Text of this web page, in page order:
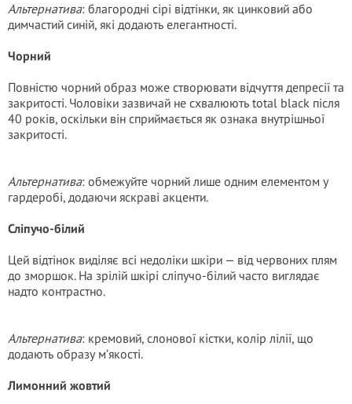
Альтернатива: благородні сірі відтінки, як цинковий або
димчастий синій, які додають елегантності.
Чорний
Повністю чорний образ може створювати відчуття депресії та
закритості. Чоловіки зазвичай не схвалюють total black після
40 років, оскільки він сприймається як ознака внутрішньої
закритості.
Альтернатива: обмежуйте чорний лише одним елементом у
гардеробі, додаючи яскраві акценти.
Сліпучо-білий
Цей відтінок виділяє всі недоліки шкіри — від червоних плям
до зморшок. На зрілій шкірі сліпучо-білий часто виглядає
надто контрастно.
Альтернатива: кремовий, слонової кістки, колір лілії, що
додають образу м’якості.
Лимонний жовтий